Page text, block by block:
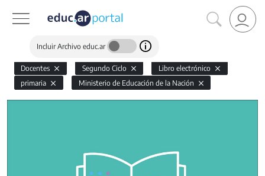
Incluir Archivo educ.ar
Docentes Segundo Ciclo
Libro electrónico
primaria
Ministerio de Educación de la Nación